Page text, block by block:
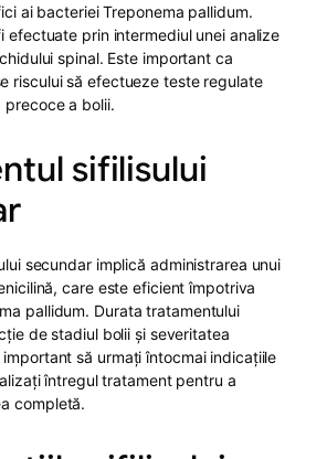
ai bacteriei Treponema pallidum.
efectuate prin intermediul unei analize
spinal. Este important ca
riscului să efectueze teste regulate
a bolii.
sifilisului
secundar implică administrarea unui
care este eficient împotriva
pallidum. Durata tratamentului
de stadiul bolii și severitatea
important să urmați întocmai indicațiile
întregul tratament pentru a
completă.